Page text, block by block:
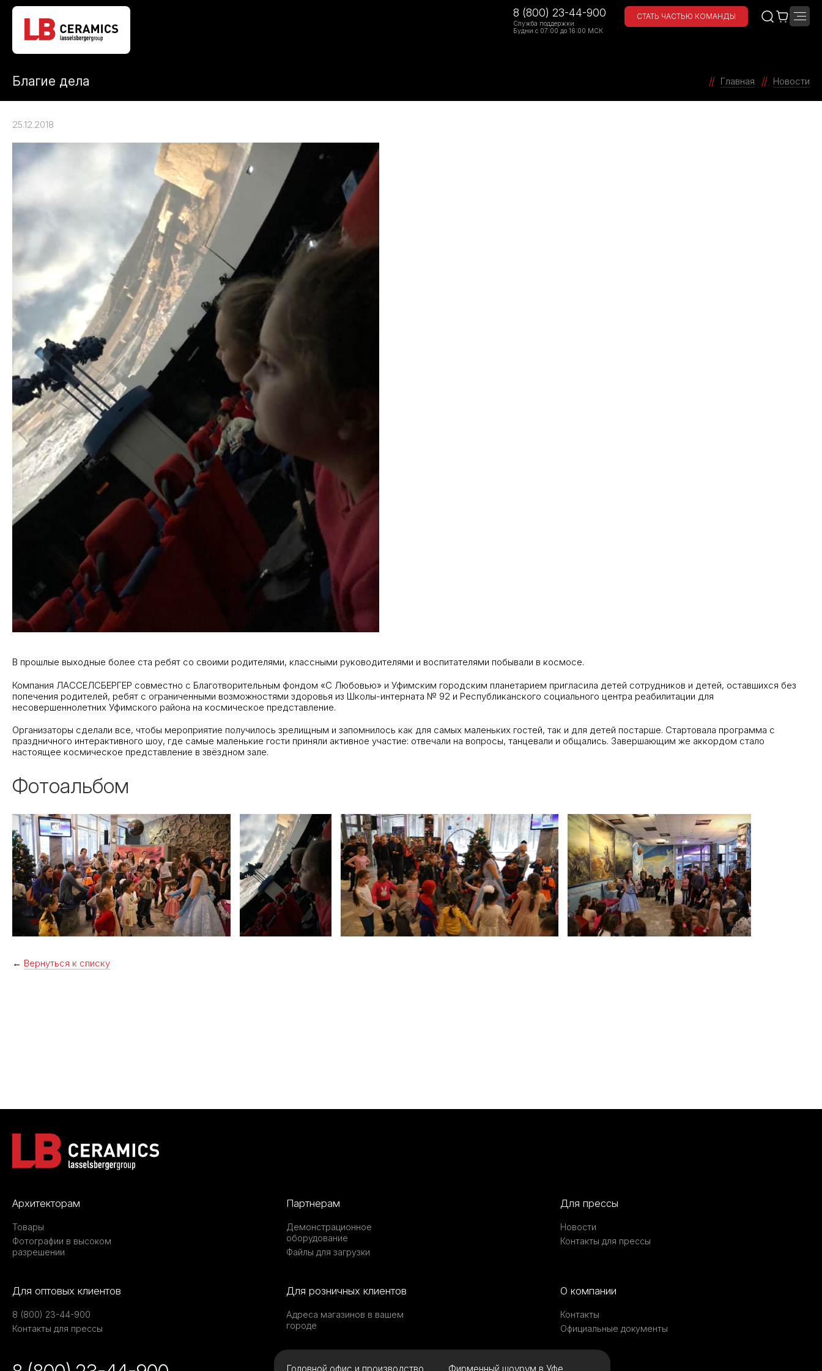
8 (800) 23-44-900
Служба поддержки
Будни с 07:00 до 16:00 МСК
СТАТЬ ЧАСТЬЮ КОМАНДЫ
Благие дела Главная Новости
25.12.2018
В прошлые выходные более ста ребят со своими родителями, классными руководителями и воспитателями побывали в космосе.
Компания ЛАССЕЛСБЕРГЕР совместно с Благотворительным фондом «С Любовью» и Уфимским городским планетарием пригласила детей сотрудников и детей, оставшихся без
попечения родителей, ребят с ограниченными возможностями здоровья из Школы-интерната № 92 и Республиканского социального центра реабилитации для
несовершеннолетних Уфимского района на космическое представление.
Организаторы сделали все, чтобы мероприятие получилось зрелищным и запомнилось как для самых маленьких гостей, так и для детей постарше. Стартовала программа с
праздничного интерактивного шоу, где самые маленькие гости приняли активное участие: отвечали на вопросы, танцевали и общались. Завершающим же аккордом стало
настоящее космическое представление в звёздном зале.
Фотоальбом
← Вернуться к списку
Архитекторам
Товары
Фотографии в высоком
разрешении
Партнерам
Демонстрационное
оборудование
Файлы для загрузки
Для прессы
Новости
Контакты для прессы
Для оптовых клиентов
8 (800) 23-44-900
Контакты для прессы
Для розничных клиентов
Адреса магазинов в вашем
городе
О компании
Контакты
Официальные документы